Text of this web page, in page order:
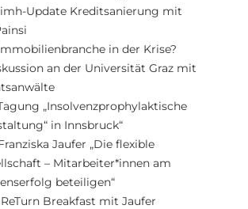
imh-Update Kreditsanierung mit
in der Krise?
an der Universität Graz mit
„Insolvenzprophylaktische
in Innsbruck“
Jaufer „Die flexible
– Mitarbeiter*innen am
beteiligen“
Breakfast mit Jaufer